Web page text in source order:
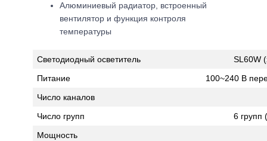
Алюминиевый радиатор, встроенный
вентилятор и функция контроля
температуры
Светодиодный осветитель
SL60W
Питание
100~240 В
Число каналов
Число групп
6 групп
Мощность